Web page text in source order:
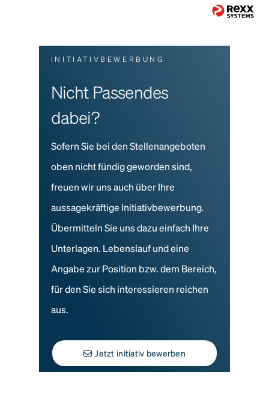
INITIATIVBEWERBUNG
Nicht Passendes
dabei?
Sofern Sie bei den Stellenangeboten
oben nicht fündig geworden sind,
freuen wir uns auch über Ihre
aussagekräftige Initiativbewerbung.
Übermitteln Sie uns dazu einfach Ihre
Unterlagen. Lebenslauf und eine
Angabe zur Position bzw. dem Bereich,
für den Sie sich interessieren reichen
aus.
Jetzt initiativ bewerben